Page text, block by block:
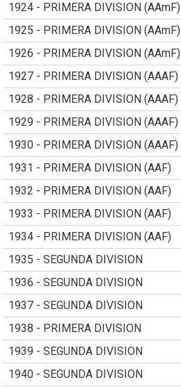
1924 - PRIMERA DIVISION (AAmF)
1925 - PRIMERA DIVISION (AAmF)
1926 - PRIMERA DIVISION (AAmF)
1927 - PRIMERA DIVISION (AAAF)
1928 - PRIMERA DIVISION (AAAF)
1929 - PRIMERA DIVISION (AAAF)
1930 - PRIMERA DIVISION (AAAF)
1931 - PRIMERA DIVISION (AAF)
1932 - PRIMERA DIVISION (AAF)
1933 - PRIMERA DIVISION (AAF)
1934 - PRIMERA DIVISION (AAF)
1935 - SEGUNDA DIVISION
1936 - SEGUNDA DIVISION
1937 - SEGUNDA DIVISION
1938 - PRIMERA DIVISION
1939 - SEGUNDA DIVISION
1940 - SEGUNDA DIVISION